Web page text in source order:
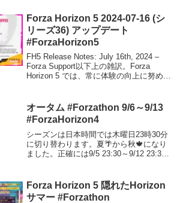
Forza Horizon 5 2024-07-16 (シ
リーズ36) アップデート
#ForzaHorizon5
FH5 Release Notes: July 16th, 2024 –
Forza Support以下上の雑訳。Forza
Horizon 5 では、常に体験の向上に努めて
オータム #Forzathon 9/6～9/13
#ForzaHorizon4
シーズンは日本時間では木曜日23時30分
に切り替わります。夏🌴から秋🍁になり
ました。正確には9/5 23:30～9/12 23:30
Forza Horizon 5 隠れたHorizon
サマー #Forzathon